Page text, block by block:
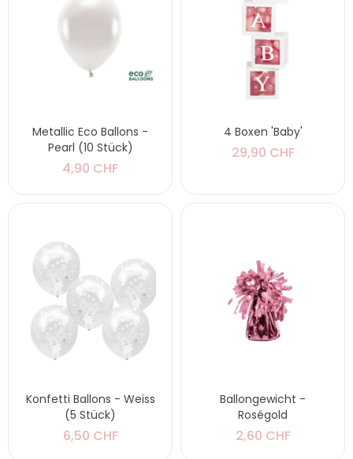
Metallic Eco Ballons -
Pearl (10 Stück)
4,90 CHF
4 Boxen 'Baby'
29,90 CHF
Konfetti Ballons - Weiss
(5 Stück)
6,50 CHF
Ballongewicht -
Roségold
2,60 CHF